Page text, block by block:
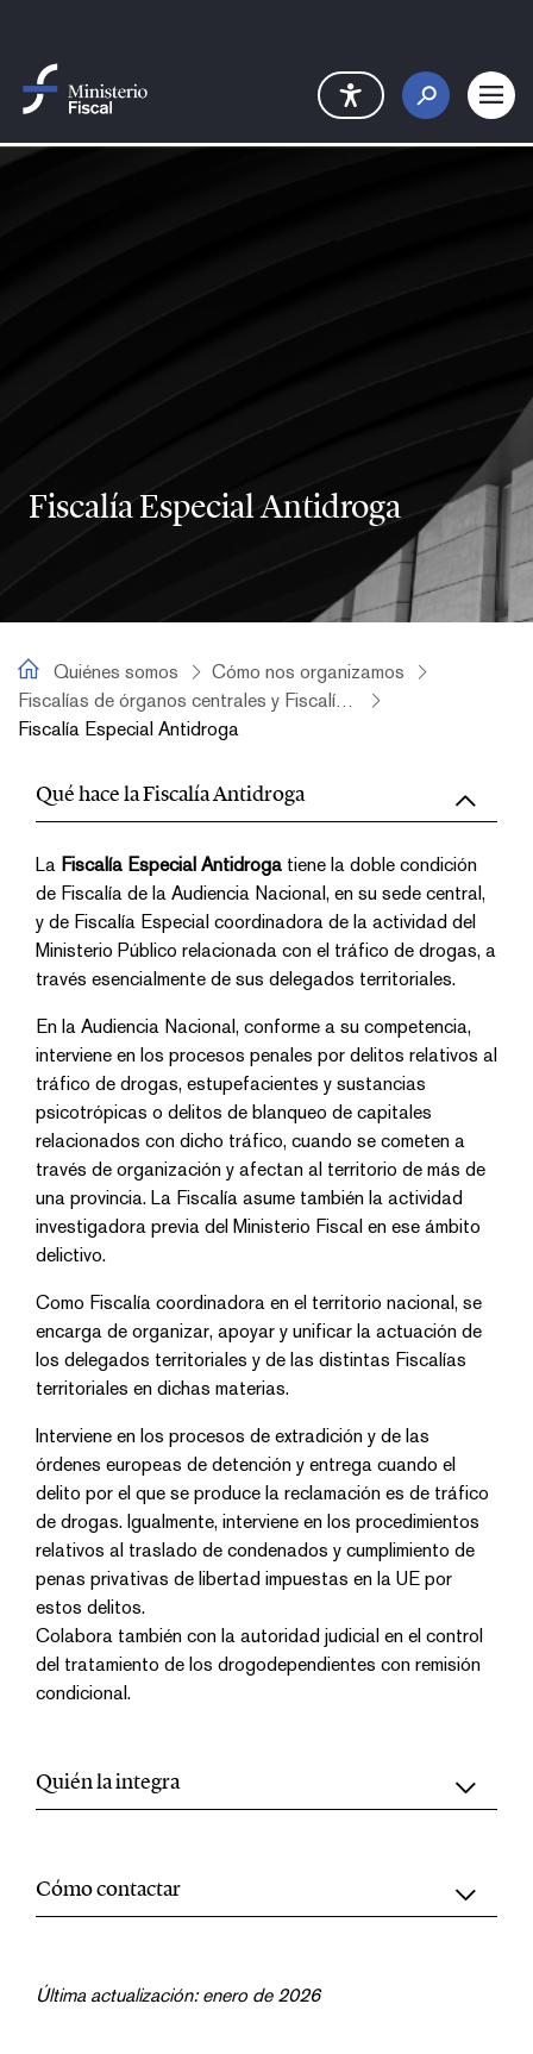
Fiscalía Especial Antidroga
Quiénes somos
Quiénes somos
Cómo nos organizamos
Fiscalías de órganos centrales y Fiscalías especiales de ámbito nacional
Fiscalía Especial Antidroga
Fiscalía Especial Antidroga
Qué hace la Fiscalía Antidroga
La Fiscalía Especial Antidroga tiene la doble condición
de Fiscalía de la Audiencia Nacional, en su sede central,
y de Fiscalía Especial coordinadora de la actividad del
Ministerio Público relacionada con el tráfico de drogas, a
través esencialmente de sus delegados territoriales.
En la Audiencia Nacional, conforme a su competencia,
interviene en los procesos penales por delitos relativos al
tráfico de drogas, estupefacientes y sustancias
psicotrópicas o delitos de blanqueo de capitales
relacionados con dicho tráfico, cuando se cometen a
través de organización y afectan al territorio de más de
una provincia. La Fiscalía asume también la actividad
investigadora previa del Ministerio Fiscal en ese ámbito
delictivo.
Como Fiscalía coordinadora en el territorio nacional, se
encarga de organizar, apoyar y unificar la actuación de
los delegados territoriales y de las distintas Fiscalías
territoriales en dichas materias.
Interviene en los procesos de extradición y de las
órdenes europeas de detención y entrega cuando el
delito por el que se produce la reclamación es de tráfico
de drogas. Igualmente, interviene en los procedimientos
relativos al traslado de condenados y cumplimiento de
penas privativas de libertad impuestas en la UE por
estos delitos.
Colabora también con la autoridad judicial en el control
del tratamiento de los drogodependientes con remisión
condicional.
Quién la integra
Cómo contactar
Última actualización: enero de 2026